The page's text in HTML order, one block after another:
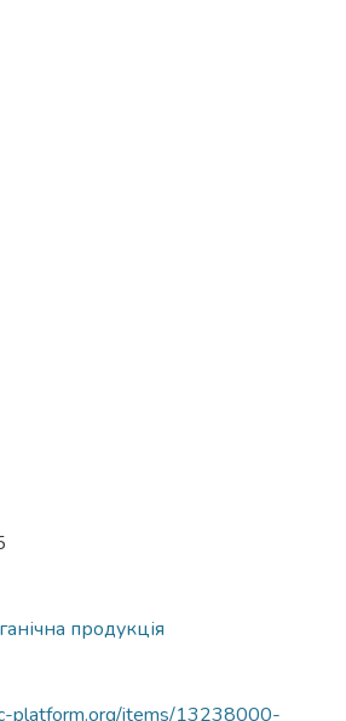
продукція
platform.org/items/13238000-